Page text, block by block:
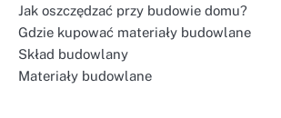
Jak oszczędzać przy budowie domu?
Gdzie kupować materiały budowlane
Skład budowlany
Materiały budowlane